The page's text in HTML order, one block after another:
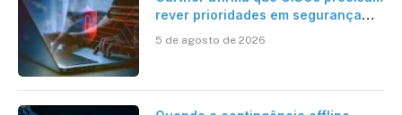
rever prioridades em segurança
desafios impostos pela Inteligência
5 de agosto de 2026